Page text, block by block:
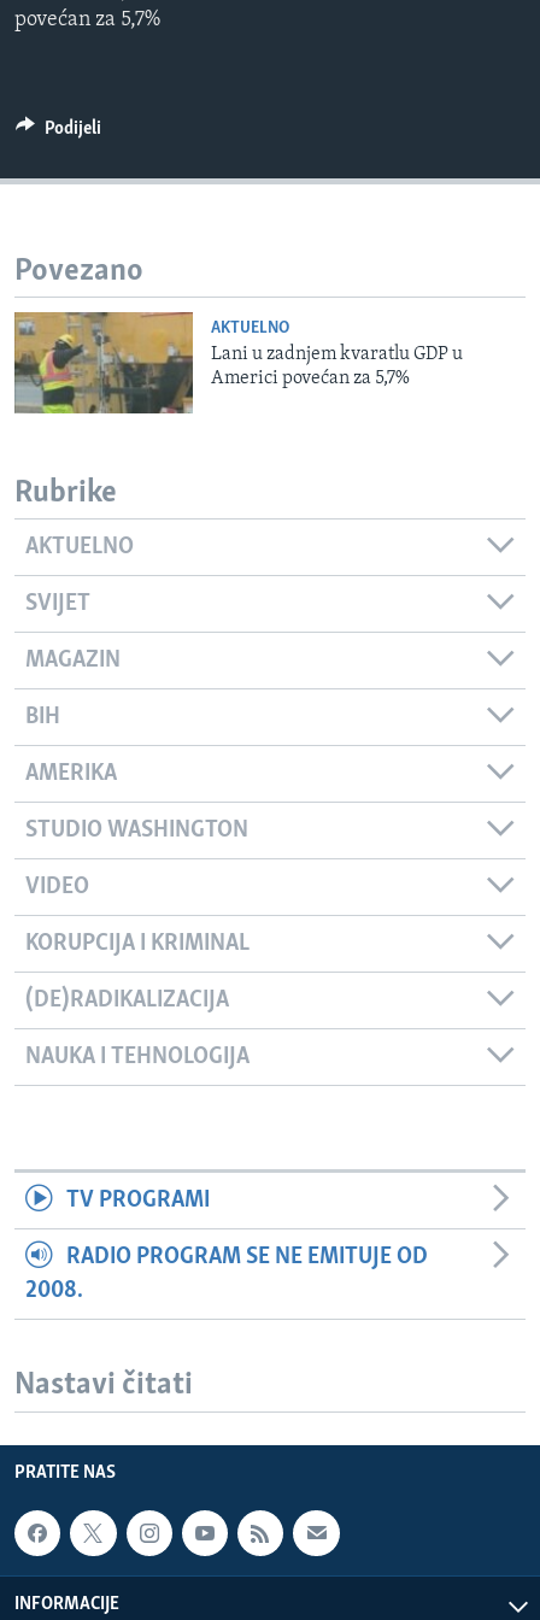
MAGAZIN
Learning English
Jezici
povećan za 5,7%
Podijeli
Povezano
AKTUELNO
Lani u zadnjem kvaratlu GDP u
Americi povećan za 5,7%
Rubrike
AKTUELNO
SVIJET
MAGAZIN
BIH
AMERIKA
STUDIO WASHINGTON
VIDEO
KORUPCIJA I KRIMINAL
(DE)RADIKALIZACIJA
NAUKA I TEHNOLOGIJA
TV PROGRAMI
RADIO PROGRAM SE NE EMITUJE OD
2008.
Nastavi čitati
PRATITE NAS
INFORMACIJE